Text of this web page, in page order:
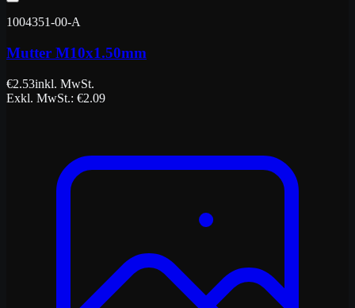
1004351-00-A
Mutter M10x1.50mm
€2.53inkl. MwSt.
Exkl. MwSt.: €2.09